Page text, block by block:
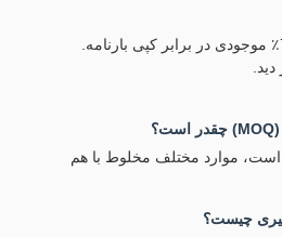
A3: MOQ ظرف 1x20'FT است، موارد مختلف مخلوط با هم